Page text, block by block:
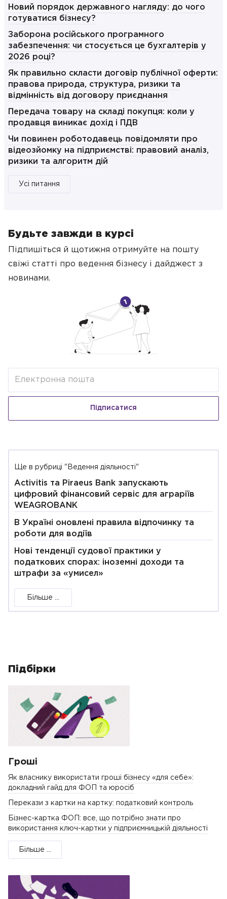
Новий порядок державного нагляду: до чого
готуватися бізнесу?
Заборона російського програмного
забезпечення: чи стосується це бухгалтерів у
2026 році?
Як правильно скласти договір публічної оферти:
правова природа, структура, ризики та
відмінність від договору приєднання
Передача товару на складі покупця: коли у
продавця виникає дохід і ПДВ
Чи повинен роботодавець повідомляти про
відеозйомку на підприємстві: правовий аналіз,
ризики та алгоритм дій
Усі питання
Будьте завжди в курсі
Підпишіться й щотижня отримуйте на пошту
свіжі статті про ведення бізнесу і дайджест з
новинами.
Підписатися
Ще в рубриці "Ведення діяльності"
Activitis та Piraeus Bank запускають
цифровий фінансовий сервіс для аграріїв
WEAGROBANK
В Україні оновлені правила відпочинку та
роботи для водіїв
Нові тенденції судової практики у
податкових спорах: іноземні доходи та
штрафи за «умисел»
Більше ...
Підбірки
Гроші
Як власнику використати гроші бізнесу «для себе»:
докладний гайд для ФОП та юросіб
Перекази з картки на картку: податковий контроль
Бізнес-картка ФОП: все, що потрібно знати про
використання ключ-картки у підприємницькій діяльності
Більше ...